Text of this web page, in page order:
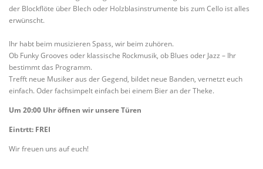
der Blockflöte über Blech oder Holzblasinstrumente bis zum Cello ist alles
erwünscht.
Ihr habt beim musizieren Spass, wir beim zuhören.
Ob Funky Grooves oder klassische Rockmusik, ob Blues oder Jazz – Ihr
bestimmt das Programm.
Trefft neue Musiker aus der Gegend, bildet neue Banden, vernetzt euch
einfach. Oder fachsimpelt einfach bei einem Bier an der Theke.
Um 20:00 Uhr öffnen wir unsere Türen
Eintrtt: FREI
Wir freuen uns auf euch!